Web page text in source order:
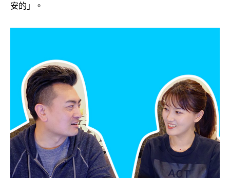
安的」。